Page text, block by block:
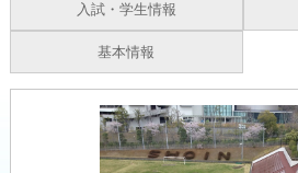
入試・学生情報
基本情報